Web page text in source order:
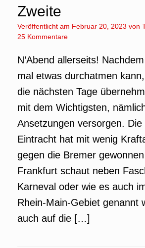
Zweite
Veröffentlicht am Februar 20, 2023 von
25 Kommentare
N’Abend allerseits!
mal etwas durchatmen
die nächsten Tage
mit dem Wichtigsten,
Ansetzungen versorgen.
Eintracht hat mit wenig
gegen die Bremer
Frankfurt schaut neben
Karneval oder wie es auch
Rhein-Main-Gebiet genannt
auch auf die […]